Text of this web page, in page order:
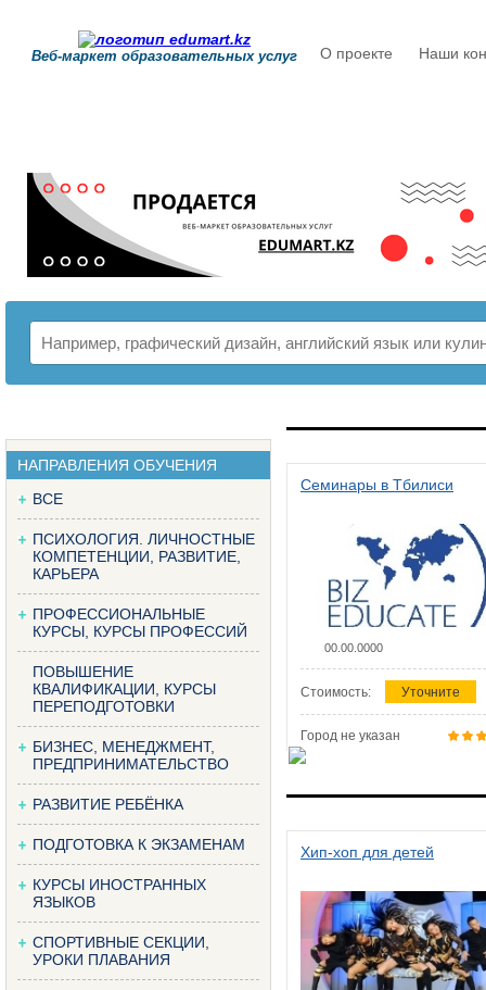
Веб-маркет образовательных услуг О проекте Наши
НАПРАВЛЕНИЯ ОБУЧЕНИЯ
ВСЕ
ПСИХОЛОГИЯ. ЛИЧНОСТНЫЕ
КОМПЕТЕНЦИИ, РАЗВИТИЕ,
КАРЬЕРА
ПРОФЕССИОНАЛЬНЫЕ
КУРСЫ, КУРСЫ ПРОФЕССИЙ
ПОВЫШЕНИЕ
КВАЛИФИКАЦИИ, КУРСЫ
ПЕРЕПОДГОТОВКИ
БИЗНЕС, МЕНЕДЖМЕНТ,
ПРЕДПРИНИМАТЕЛЬСТВО
РАЗВИТИЕ РЕБЁНКА
ПОДГОТОВКА К ЭКЗАМЕНАМ
КУРСЫ ИНОСТРАННЫХ
ЯЗЫКОВ
СПОРТИВНЫЕ СЕКЦИИ,
УРОКИ ПЛАВАНИЯ
Семинары в Тбилиси
00.00.0000
Стоимость: Уточните
Город не указан
Хип-хоп для детей